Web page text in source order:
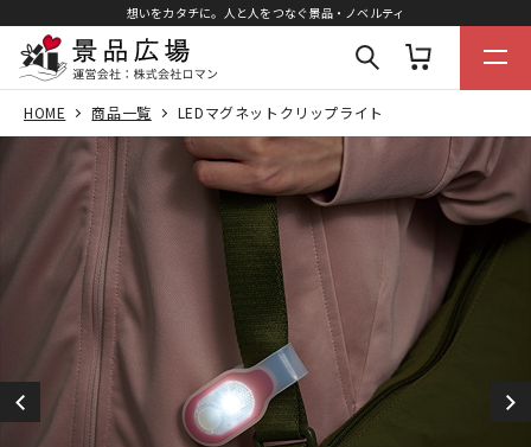
想いをカタチに。人と人をつなぐ景品・ノベルティ
HOME 商品一覧 LEDマグネットクリップライト